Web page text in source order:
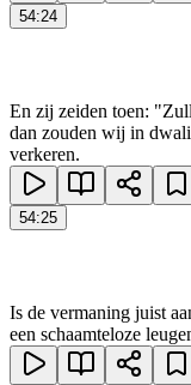
54:24
En zij zeiden toen:
dan zouden wij in
verkeren.
54:25
Is de vermaning juist
een schaamteloze